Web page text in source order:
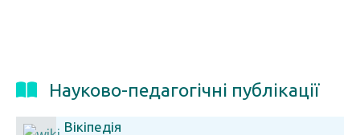
Науково-педагогічні публікації
Вікіпедія